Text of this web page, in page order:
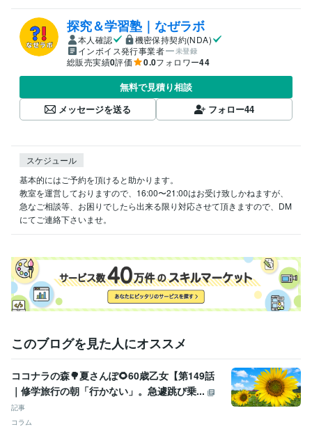
探究＆学習塾｜なぜラボ
本人確認
機密保持契約(NDA)
インボイス発行事業者
未登録
総販売実績0評価 0.0フォロワー44
無料で見積り相談
メッセージを送る
フォロー44
スケジュール
基本的にはご予約を頂けると助かります。
教室を運営しておりますので、16:00〜21:00はお受け致しかねますが、
急なご相談等、お困りでしたら出来る限り対応させて頂きますので、DM
にてご連絡下さいませ。
このブログを見た人にオススメ
ココナラの森🌳夏さんぽ🌻60歳乙女【第149話
｜修学旅行の朝「行かない」。急遽跳び乗...
記事
コラム